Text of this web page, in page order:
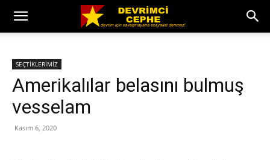
SEÇTİKLERİMİZ
Amerikalılar belasını bulmuş
vesselam
Kasım 6, 2020